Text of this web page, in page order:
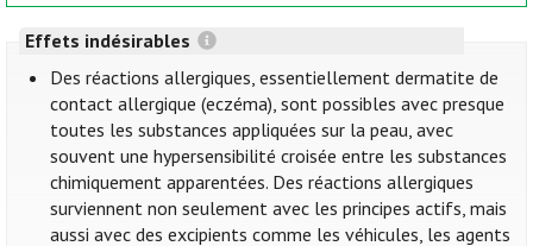
Effets indésirables
Des réactions allergiques, essentiellement dermatite de
contact allergique (eczéma), sont possibles avec presque
toutes les substances appliquées sur la peau, avec
souvent une hypersensibilité croisée entre les substances
chimiquement apparentées. Des réactions allergiques
surviennent non seulement avec les principes actifs, mais
aussi avec des excipients comme les véhicules, les agents